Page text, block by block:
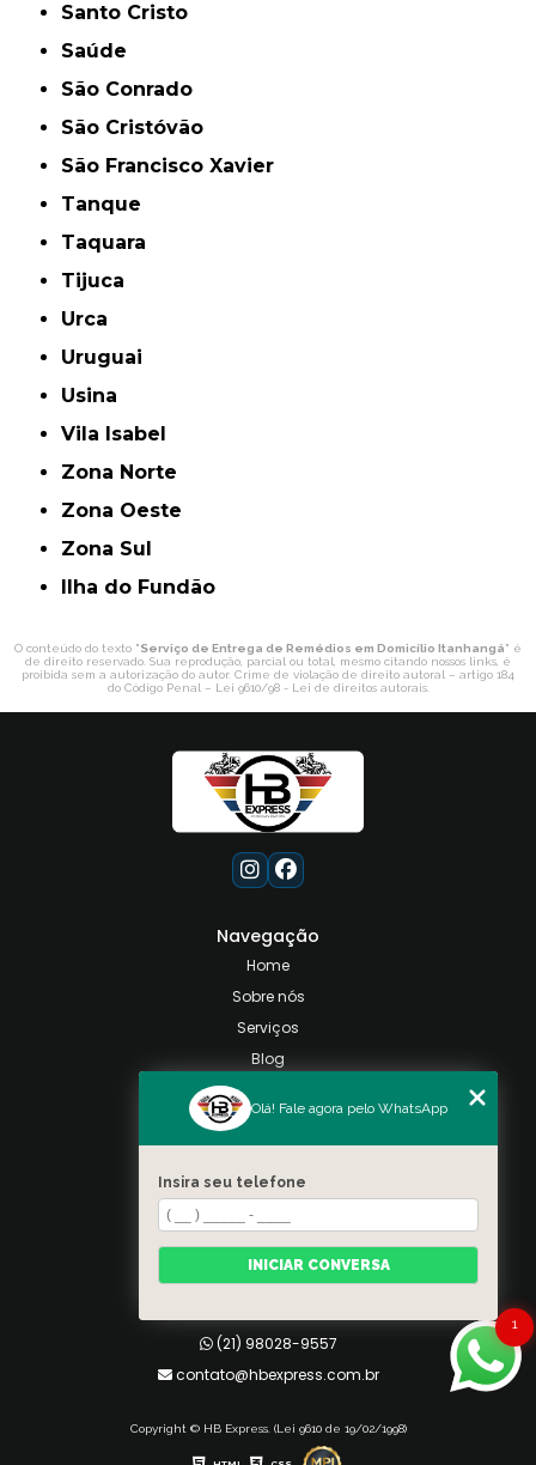
Santo Cristo
Saúde
São Conrado
São Cristóvão
São Francisco Xavier
Tanque
Taquara
Tijuca
Urca
Uruguai
Usina
Vila Isabel
Zona Norte
Zona Oeste
Zona Sul
ilha do Fundão
O conteúdo do texto "Serviço de Entrega de Remédios em Domicílio Itanhangá" é
de direito reservado. Sua reprodução, parcial ou total, mesmo citando nossos links, é
proibida sem a autorização do autor. Crime de violação de direito autoral – artigo 184
do Código Penal – Lei 9610/98 - Lei de direitos autorais.
Navegação
Home
Sobre nós
Serviços
Blog
Categorias
Mapa do site
Contato
Taquara, Rio de Janeiro
(21) 98028-9557
(21) 98028-9557
contato@hbexpress.com.br
Copyright © HB Express. (Lei 9610 de 19/02/1998)
1
Olá! Fale agora pelo WhatsApp
Insira seu telefone
INICIAR CONVERSA